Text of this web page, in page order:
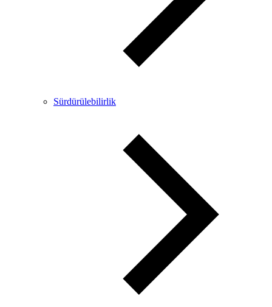
Sürdürülebilirlik